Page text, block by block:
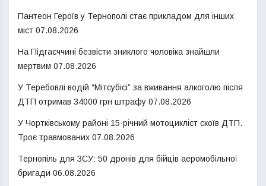
Пантеон Героїв у Тернополі стає прикладом для інших
міст 07.08.2026
На Підгаєччині безвісти зниклого чоловіка знайшли
мертвим 07.08.2026
У Теребовлі водій “Мітсубісі” за вживання алкоголю після
ДТП отримав 34000 грн штрафу 07.08.2026
У Чортківському районі 15-річний мотоцикліст скоїв ДТП.
Троє травмованих 07.08.2026
Тернопіль для ЗСУ: 50 дронів для бійців аеромобільної
бригади 06.08.2026